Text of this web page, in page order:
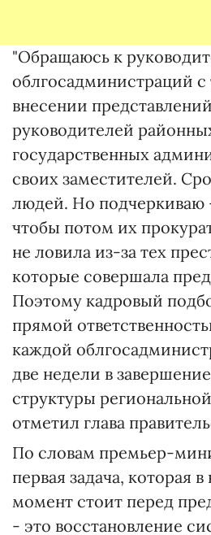
"Обращаюсь к
облгосадминистраций с
внесении
руководителей
государственных
своих заместителей.
людей. Но подчеркиваю
чтобы потом их
не ловила из-за тех
которые совершала
Поэтому кадровый
прямой
каждой
две недели в
структуры
отметил глава
По словам премьер-
первая задача, которая
момент стоит перед
- это восстановление